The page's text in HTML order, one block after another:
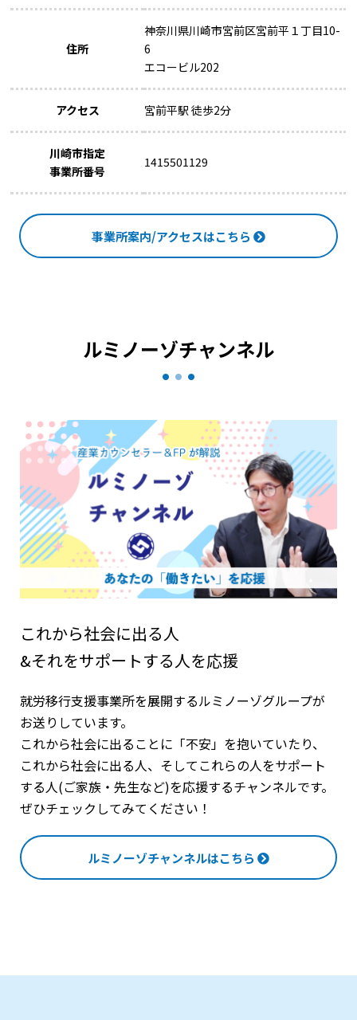
住所
神奈川県川崎市宮前区宮前平１丁目10-
6
エコービル202
アクセス 宮前平駅 徒歩2分
川崎市指定
事業所番号
1415501129
事業所案内/アクセスはこちら
ルミノーゾチャンネル
これから社会に出る人
&それをサポートする人を応援
就労移行支援事業所を展開するルミノーゾグループが
お送りしています。
これから社会に出ることに「不安」を抱いていたり、
これから社会に出る人、そしてこれらの人をサポート
する人(ご家族・先生など)を応援するチャンネルです。
ぜひチェックしてみてください！
ルミノーゾチャンネルはこちら